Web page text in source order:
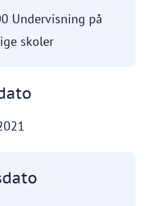
Undervisning på
skoler